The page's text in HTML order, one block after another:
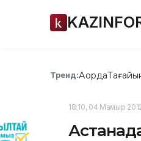
Тренд:Ақорда
18:10, 04 Мамыр